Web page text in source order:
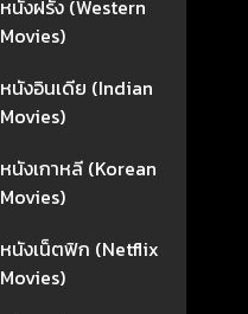
หนังฝรั่ง (Western
Movies)
หนังอินเดีย (Indian
Movies)
หนังเกาหลี (Korean
Movies)
หนังเน็ตฟิก (Netflix
Movies)